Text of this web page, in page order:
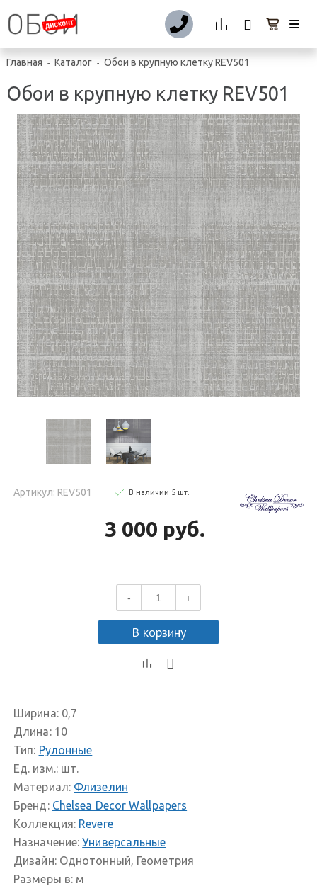
Главная - Каталог - Обои в крупную клетку REV501
Обои в крупную клетку REV501
Артикул: REV501 В наличии 5 шт
3 000 руб.
- +
В корзину
Ширина:0,7
Длина:10
Тип: Рулонные
Ед. изм.:шт.
Материал: Флизелин
Бренд: Chelsea Decor Wallpapers
Коллекция: Revere
Назначение: Универсальные
Дизайн:Однотонный, Геометрия
Размеры в: м